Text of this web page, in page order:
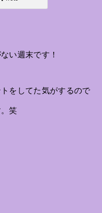
い週末です！
をしてた気がするので
笑